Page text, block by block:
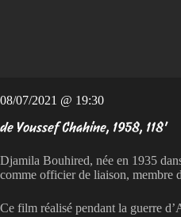
08/07/2021 @ 19:30
de Youssef Chahine, 1958, 118'
Djamila Bouhired, née en 1935
comme officier de liaison, membre
Ce film réalisé pendant la guerre